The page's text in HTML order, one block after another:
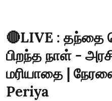
🔴LIVE : தந்தை
பிறந்த நாள் -
மரியாதை |
Periya